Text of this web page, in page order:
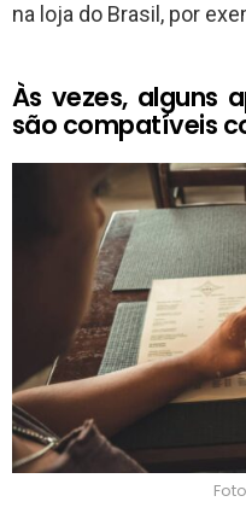
na loja do Brasil, por
Às vezes, alguns
são compatíveis